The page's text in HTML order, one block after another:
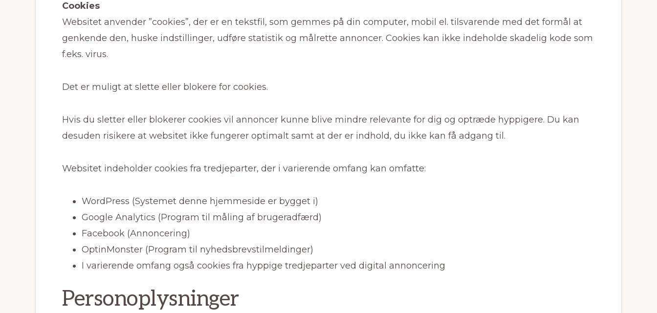
Cookies
Websitet anvender ”cookies”, der er en tekstfil, som gemmes på din computer, mobil el. tilsvarende med det formål at
genkende den, huske indstillinger, udføre statistik og målrette annoncer. Cookies kan ikke indeholde skadelig kode som
f.eks. virus.
Det er muligt at slette eller blokere for cookies.
Hvis du sletter eller blokerer cookies vil annoncer kunne blive mindre relevante for dig og optræde hyppigere. Du kan
desuden risikere at websitet ikke fungerer optimalt samt at der er indhold, du ikke kan få adgang til.
Websitet indeholder cookies fra tredjeparter, der i varierende omfang kan omfatte:
WordPress (Systemet denne hjemmeside er bygget i)
Google Analytics (Program til måling af brugeradfærd)
Facebook (Annoncering)
OptinMonster (Program til nyhedsbrevstilmeldinger)
I varierende omfang også cookies fra hyppige tredjeparter ved digital annoncering
Personoplysninger